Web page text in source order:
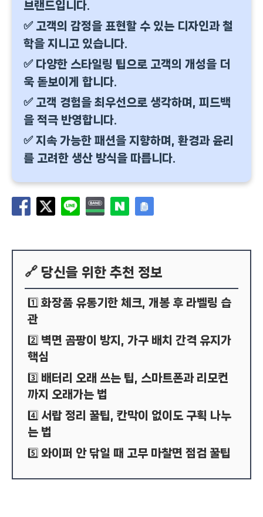
브랜드입니다.
✅ 고객의 감정을 표현할 수 있는 디자인과 철
학을 지니고 있습니다.
✅ 다양한 스타일링 팁으로 고객의 개성을 더
욱 돋보이게 합니다.
✅ 고객 경험을 최우선으로 생각하며, 피드백
을 적극 반영합니다.
✅ 지속 가능한 패션을 지향하며, 환경과 윤리
를 고려한 생산 방식을 따릅니다.
🔗 당신을 위한 추천 정보
1️⃣ 화장품 유통기한 체크, 개봉 후 라벨링 습
관
2️⃣ 벽면 곰팡이 방지, 가구 배치 간격 유지가
핵심
3️⃣ 배터리 오래 쓰는 팁, 스마트폰과 리모컨
까지 오래가는 법
4️⃣ 서랍 정리 꿀팁, 칸막이 없이도 구획 나누
는 법
5️⃣ 와이퍼 안 닦일 때 고무 마찰면 점검 꿀팁